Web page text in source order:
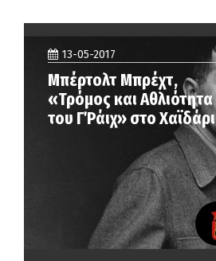
13-05-2017
Μπέρτολτ Μπρέχτ,
«Τρόμος και Αθλιότητα
του Γ΄ Ράιχ» στο Χαϊδάρι